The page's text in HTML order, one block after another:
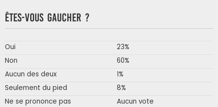
Êtes-vous gaucher ?
Oui
23%
Non
60%
Aucun des deux
1%
Seulement du pied
8%
Ne se prononce pas
Aucun vote